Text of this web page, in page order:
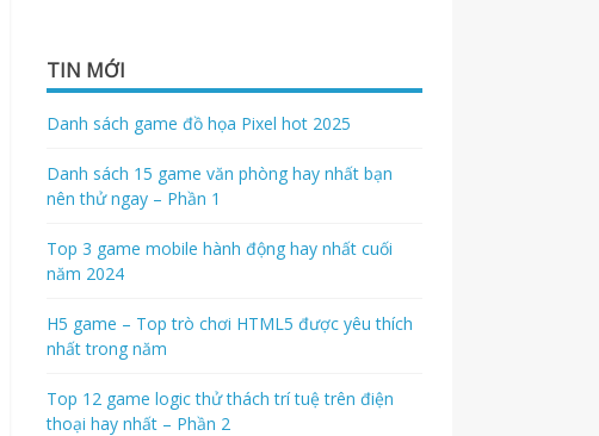
TIN MỚI
Danh sách game đồ họa Pixel hot 2025
Danh sách 15 game văn phòng hay nhất bạn
nên thử ngay – Phần 1
Top 3 game mobile hành động hay nhất cuối
năm 2024
H5 game – Top trò chơi HTML5 được yêu thích
nhất trong năm
Top 12 game logic thử thách trí tuệ trên điện
thoại hay nhất – Phần 2